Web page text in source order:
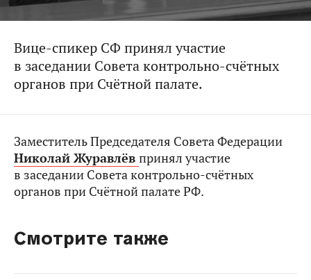
Вице-спикер СФ принял участие
в заседании Совета контрольно-счётных
органов при Счётной палате.
Заместитель Председателя Совета Федерации
Николай Журавлёв принял участие
в заседании Совета контрольно-счётных
органов при Счётной палате РФ.
Смотрите также